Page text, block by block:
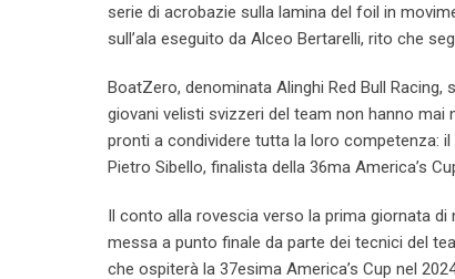
serie di acrobazie sulla lamina del foil in
sull’ala eseguito da Alceo Bertarelli, rito che
BoatZero, denominata Alinghi Red Bull
giovani velisti svizzeri del team non hanno
pronti a condividere tutta la loro competenza: il
Pietro Sibello, finalista della 36ma America’s
Il conto alla rovescia verso la prima giornata
messa a punto finale da parte dei tecnici del
che ospiterà la 37esima America’s Cup nel